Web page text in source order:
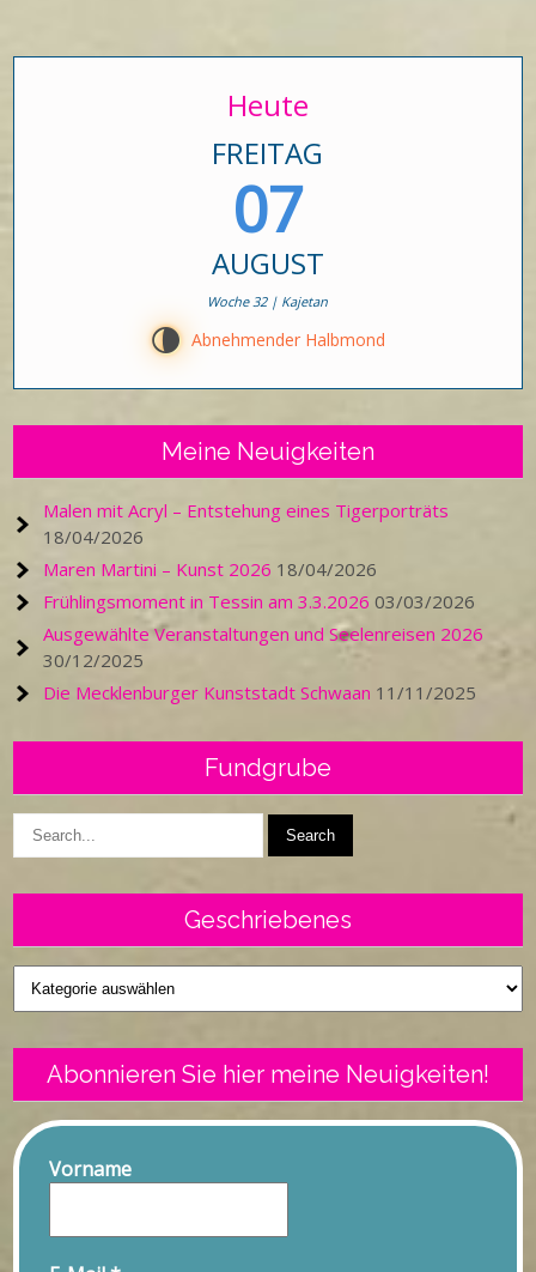
Heute
FREITAG
07
AUGUST
Woche 32 | Kajetan
U Abnehmender Halbmond
Meine Neuigkeiten
Malen mit Acryl – Entstehung eines Tigerporträts
18/04/2026
Maren Martini – Kunst 2026 18/04/2026
Frühlingsmoment in Tessin am 3.3.2026 03/03/2026
Ausgewählte Veranstaltungen und Seelenreisen 2026
30/12/2025
Die Mecklenburger Kunststadt Schwaan 11/11/2025
Fundgrube
Geschriebenes
Geschriebenes
Abonnieren Sie hier meine Neuigkeiten!
Vorname